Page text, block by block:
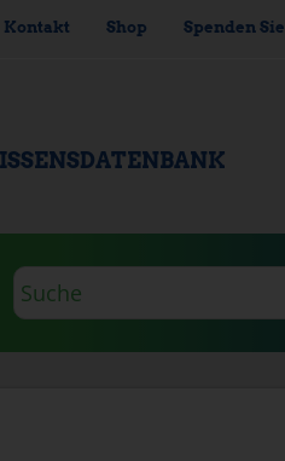
Kontakt Shop Spenden Sie
Suchanfrage